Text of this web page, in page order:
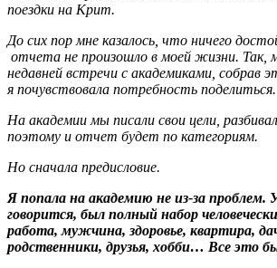
поездки на Крит.
До сих пор мне казалось, что ничего
отчета не произошло в моей жизни. Так,
недавней встречи с академиками, собрав
я почувствовала потребность поделиться.
На академии мы писали свои цели,
поэтому и отчет будет по категориям.
Но сначала предисловие.
Я попала на академию не из-за проблем.
говорится, был полный набор
работа, мужчина, здоровье, квартира,
родственники, друзья, хобби… Все это